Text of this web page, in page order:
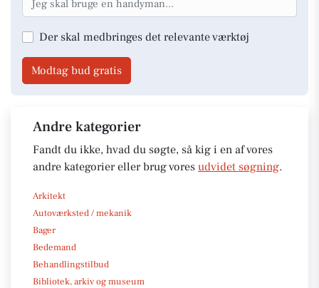
Der skal medbringes det relevante værktøj
Modtag bud gratis
Andre kategorier
Fandt du ikke, hvad du søgte, så kig i en af vores
andre kategorier eller brug vores udvidet søgning.
Arkitekt
Autoværksted / mekanik
Bager
Bedemand
Behandlingstilbud
Bibliotek, arkiv og museum